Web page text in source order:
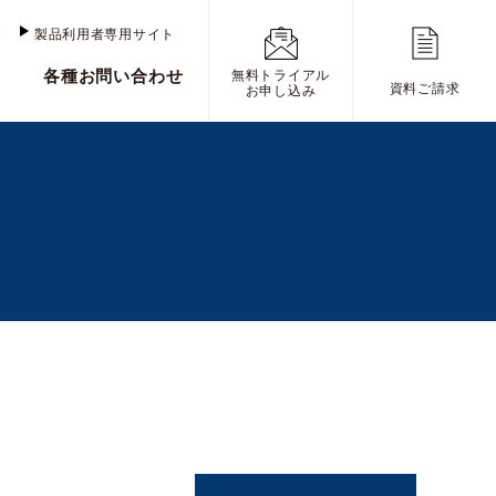
製品利用者専用サイト
各種お問い合わせ
無料トライアル
お申し込み
資料ご請求